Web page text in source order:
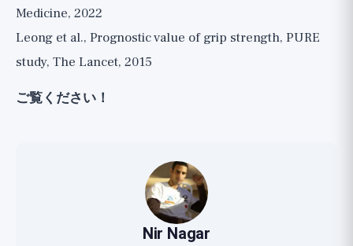
Medicine, 2022
Leong et al., Prognostic value of grip strength, PURE
study, The Lancet, 2015
ご覧ください！
Nir Nagar